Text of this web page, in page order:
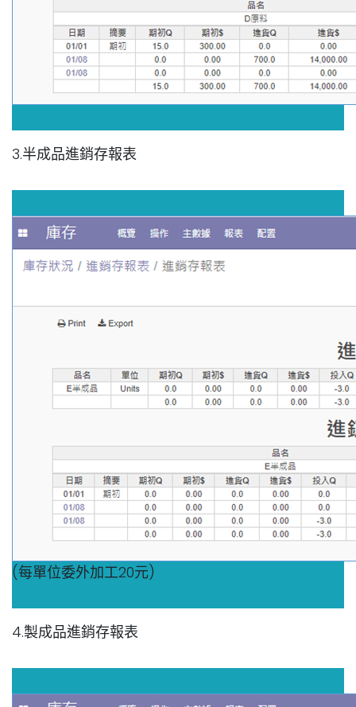
3.半成品進銷存報表
(每單位委外加工20元)
4.製成品進銷存報表